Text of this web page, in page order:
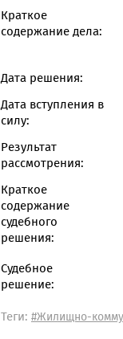
Краткое
содержание дела:
Дата решения:
Дата вступления в
силу:
Результат
рассмотрения:
Краткое
содержание
судебного
решения:
Судебное
решение:
Теги: #Жилищно-